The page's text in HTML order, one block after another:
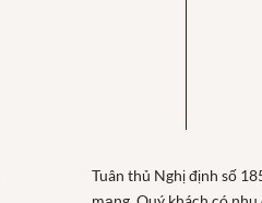
Tuân thủ Nghị định số